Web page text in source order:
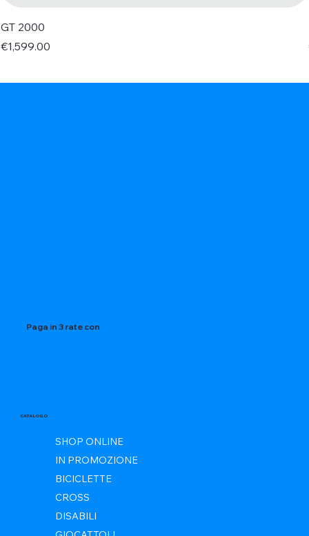
GT 2000
Price
€1,599.00
Paga in 3 rate con
CATALOGO
SHOP ONLINE
IN PROMOZIONE
BICICLETTE
CROSS
DISABILI